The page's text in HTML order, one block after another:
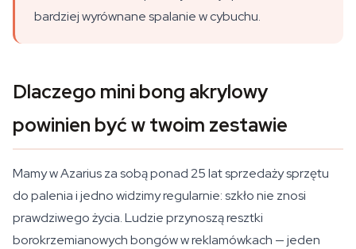
bardziej wyrównane spalanie w cybuchu.
Dlaczego mini bong akrylowy
powinien być w twoim zestawie
Mamy w Azarius za sobą ponad 25 lat sprzedaży sprzętu
do palenia i jedno widzimy regularnie: szkło nie znosi
prawdziwego życia. Ludzie przynoszą resztki
borokrzemianowych bongów w reklamówkach — jeden